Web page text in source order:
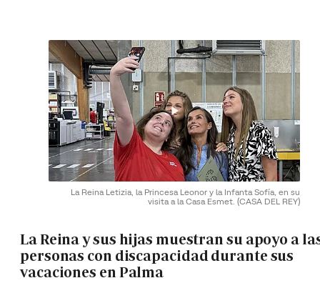
La Reina Letizia, la Princesa Leonor y la Infanta Sofía, en su
visita a la Casa Esmet. (CASA DEL REY)
La Reina y sus hijas muestran su apoyo a
personas con discapacidad durante sus
vacaciones en Palma